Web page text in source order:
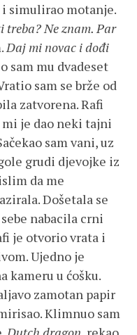
simulirao motanje.
treba?Ne znam. Par
Daj mi novac i dođi
sam mu dvadeset
sam se brže od
zatvorena. Rafi
mi je dao neki tajni
sam vani, uz
grudi djevojke iz
da me
Došetala se
nabacila crni
je otvorio vrata i
Ujedno je
kameru u ćošku.
zamotan papir
Klimnuo sam